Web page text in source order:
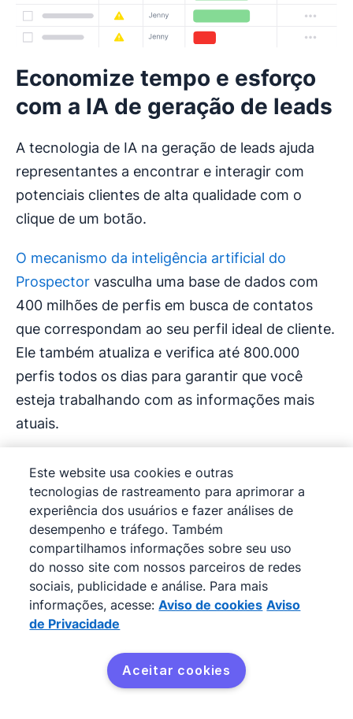
Economize tempo e esforço
com a IA de geração de leads
A tecnologia de IA na geração de leads ajuda
representantes a encontrar e interagir com
potenciais clientes de alta qualidade com o
clique de um botão.
O mecanismo da inteligência artificial do
Prospector vasculha uma base de dados com
400 milhões de perfis em busca de contatos
que correspondam ao seu perfil ideal de cliente.
Ele também atualiza e verifica até 800.000
perfis todos os dias para garantir que você
esteja trabalhando com as informações mais
atuais.
melhores leads para sua empresa. Com toda a
economia que esses recursos geram, seus
representantes humanos podem se concentrar
em cultivar relacionamentos de longo prazo e
capazes de gerar receita para sua empresa.
Rastreie as atividades dos
seus leads para
Faça uma avaliação
gratuita
Este website usa cookies e outras
tecnologias de rastreamento para aprimorar a
experiência dos usuários e fazer análises de
desempenho e tráfego. Também
compartilhamos informações sobre seu uso
do nosso site com nossos parceiros de redes
sociais, publicidade e análise. Para mais
informações, acesse: Aviso de cookies Aviso
de Privacidade
Aceitar cookies